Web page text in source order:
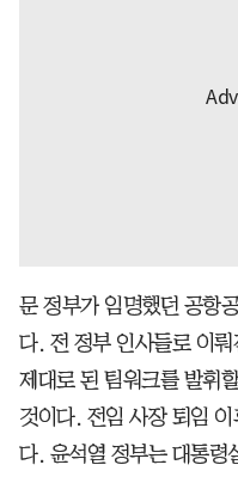
문 정부가 임명했던 공항
다. 전 정부 인사들로 이
제대로 된 팀워크를 발휘
것이다. 전임 사장 퇴임
다. 윤석열 정부는 대통령